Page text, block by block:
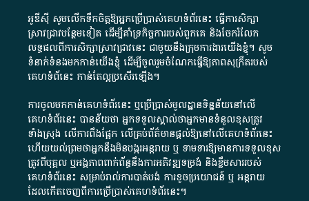
អូឌីស៊ី សូមលើកទឹកចិត្តឱ្យអ្នកប្រើប្រាស់គេហទំព័រនេះ ធ្វើការសិក្សា
ស្រាវជ្រាវបន្ថែមទៀត ដើម្បីគាំទ្រកិច្ចការ​របស់ពួកគេ និងចែករំលែក
លទ្ធផលពីការសិក្សាស្រាវជ្រាវនេះ ជាមួយនឹងក្រុមការងារយើងខ្ញុំ។ សូម
ទំនាក់ទំនងមកកាន់យើងខ្ញុំ ដើម្បីចូលរួមចំណែកធ្វើឱ្យភាពសុក្រឹតរបស់
គេហទំព័នេះ កាន់តែល្អប្រសើរឡើង។
ការចូលមកកាន់គេហទំព័រនេះ ឬប្រើប្រាស់មូលដ្ឋានទិន្នន័យនៅលើ
គេហទំព័រនេះ បានន័យថា អ្នកទទួលស្គាល់ថាអ្នកមានទំនួលខុសត្រូវ
ទាំងស្រុង លើការពឹងផ្អែក លើគ្រប់ព័ត៌មានផ្តល់ឱ្យនៅលើគេហទំព័រនេះ
ហើយយល់ព្រមថាអ្នកនឹងមិនបង្ករអន្តរាយ ឬ ទាមទារ​ឱ្យមានការទទួលខុស​
ត្រូវពីបុគ្គល ឬអង្គភាពពាក់ព័ន្ធនឹងការអភិវឌ្ឍទម្រង់ និងខ្លឹមសាររបស់
គេហទំព័រនេះ សម្រាប់រាល់ការបាត់បង់ ការខូចប្រយោជន៍ ឬ អន្តរាយ
ដែលកើតចេញពីការប្រើប្រាស់គេហទំព័រនេះ។